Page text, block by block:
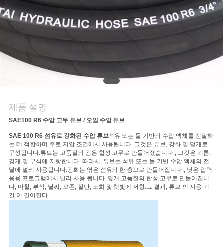
하
기
소
조
회
를
요
청
제품 설명
SAE100 R6 수압 고무 튜브 / 오일 수압 튜브
SAE 100 R6 섬유로 강화된 수압 튜브석유 또는 물 기반의 수압 액체를 전달하
는 데 적합하며 주로 저압 조건에서 사용됩니다. 그것은 튜브, 강화 및 덮개로
구성됩니다.튜브는 고품질의 검은 합성 고무로 만들어졌습니다., 그것은 기름,
경개 및 부식에 저항합니다. 따라서, 튜브는 석유 또는 물 기반 수압 액체의 전
달에 널리 사용됩니다.강화는 엮은 섬유의 한 층으로 만들어집니다., 낮은 압력
응용 프로그램에서 널리 사용 됩니다. 덮개 고품질의 합성 고무로 만들어집니
다, 마찰, 부식, 날씨, 오존, 절단, 노화 및 햇빛에 저항.그 결과, 튜브 의 사용 기
간 이 길어진다.